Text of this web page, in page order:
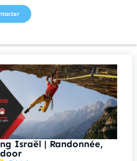
Israël | Randonnée,